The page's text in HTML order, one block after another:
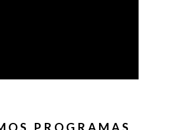
PROGRAMAS